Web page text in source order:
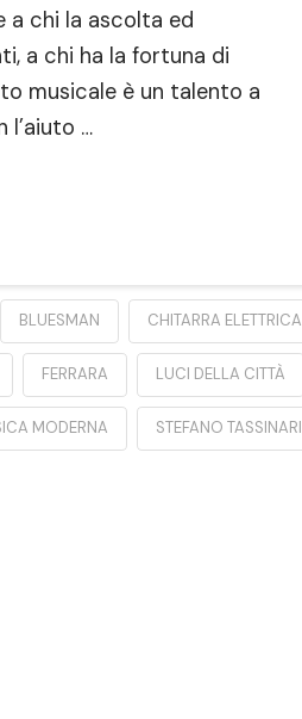
a chi la ascolta ed
a chi ha la fortuna di
musicale è un talento a
l’aiuto …
BLUESMAN CHITARRA ELETTRICA
FERRARA LUCI DELLA CITTÀ
MODERNA STEFANO TASSINARI